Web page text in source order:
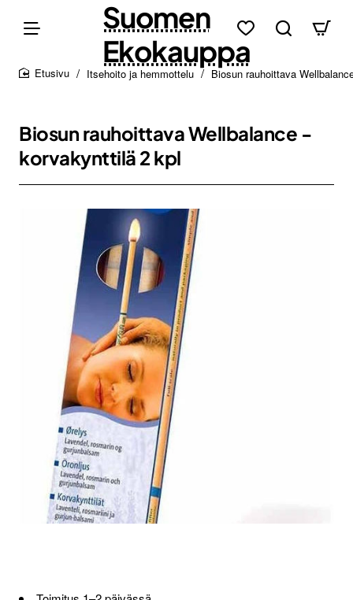
Suomen
Ekokauppa
Itsehoito ja hemmottelu Biosun rauhoittava
Biosun rauhoittava Wellbalance -
korvakynttilä 2 kpl